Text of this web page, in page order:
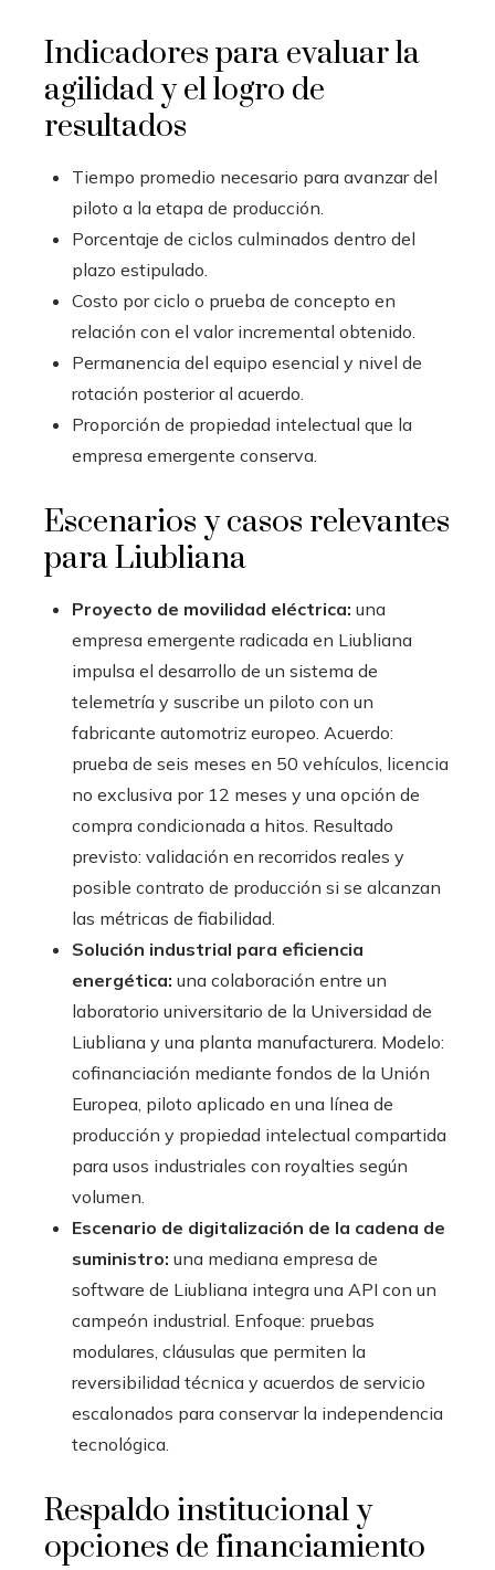
Indicadores para evaluar la
agilidad y el logro de
resultados
Tiempo promedio necesario para avanzar del
piloto a la etapa de producción.
Porcentaje de ciclos culminados dentro del
plazo estipulado.
Costo por ciclo o prueba de concepto en
relación con el valor incremental obtenido.
Permanencia del equipo esencial y nivel de
rotación posterior al acuerdo.
Proporción de propiedad intelectual que la
empresa emergente conserva.
Escenarios y casos relevantes
para Liubliana
Proyecto de movilidad eléctrica: una
empresa emergente radicada en Liubliana
impulsa el desarrollo de un sistema de
telemetría y suscribe un piloto con un
fabricante automotriz europeo. Acuerdo:
prueba de seis meses en 50 vehículos, licencia
no exclusiva por 12 meses y una opción de
compra condicionada a hitos. Resultado
previsto: validación en recorridos reales y
posible contrato de producción si se alcanzan
las métricas de fiabilidad.
Solución industrial para eficiencia
energética: una colaboración entre un
laboratorio universitario de la Universidad de
Liubliana y una planta manufacturera. Modelo:
cofinanciación mediante fondos de la Unión
Europea, piloto aplicado en una línea de
producción y propiedad intelectual compartida
para usos industriales con royalties según
volumen.
Escenario de digitalización de la cadena de
suministro: una mediana empresa de
software de Liubliana integra una API con un
campeón industrial. Enfoque: pruebas
modulares, cláusulas que permiten la
reversibilidad técnica y acuerdos de servicio
escalonados para conservar la independencia
tecnológica.
Respaldo institucional y
opciones de financiamiento